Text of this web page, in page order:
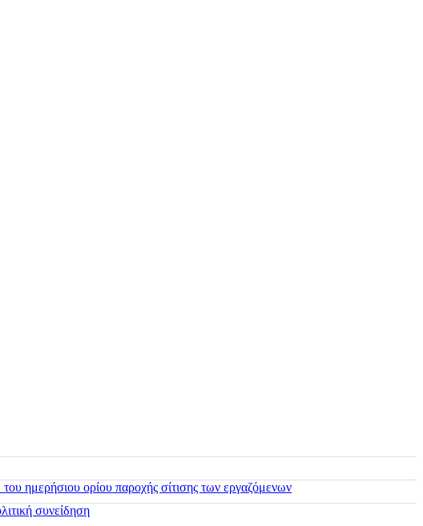
ημερήσιου ορίου παροχής σίτισης των εργαζόμενων
συνείδηση